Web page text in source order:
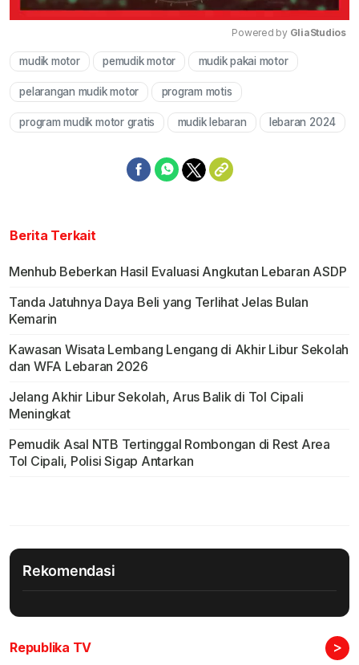
Mute
Powered by GliaStudios
mudik motor pemudik motor mudik pakai motor
pelarangan mudik motor program motis
program mudik motor gratis mudik lebaran lebaran 2024
Berita Terkait
Menhub Beberkan Hasil Evaluasi Angkutan Lebaran ASDP
Tanda Jatuhnya Daya Beli yang Terlihat Jelas Bulan
Kemarin
Kawasan Wisata Lembang Lengang di Akhir Libur Sekolah
dan WFA Lebaran 2026
Jelang Akhir Libur Sekolah, Arus Balik di Tol Cipali
Meningkat
Pemudik Asal NTB Tertinggal Rombongan di Rest Area
Tol Cipali, Polisi Sigap Antarkan
Rekomendasi
Republika TV >